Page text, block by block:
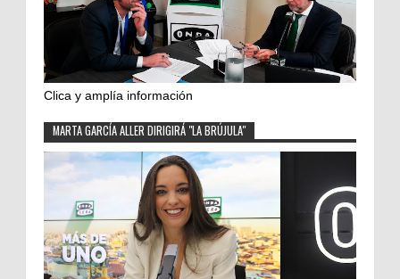
Clica y amplía información
MARTA GARCÍA ALLER DIRIGIRÁ "LA BRÚJULA"